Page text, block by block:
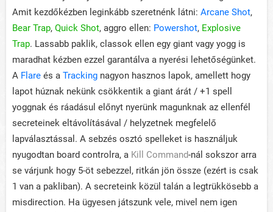
Amit kezdőkézben leginkább szeretnénk látni: Arcane Shot,
Bear Trap, Quick Shot, aggro ellen: Powershot, Explosive
Trap. Lassabb paklik, classok ellen egy giant vagy yogg is
maradhat kézben ezzel garantálva a nyerési lehetőségünket.
A Flare és a Tracking nagyon hasznos lapok, amellett hogy
lapot húznak nekünk csökkentik a giant árát / +1 spell
yoggnak és ráadásul előnyt nyerünk magunknak az ellenfél
secreteinek eltávolításával / helyzetnek megfelelő
lapválasztással. A sebzés osztó spelleket is használjuk
nyugodtan board controlra, a Kill Command-nál sokszor arra
se várjunk hogy 5-öt sebezzel, ritkán jön össze (ezért is csak
1 van a pakliban). A secreteink közül talán a legtrükkösebb a
misdirection. Ha ügyesen játszunk vele, mivel nem igen